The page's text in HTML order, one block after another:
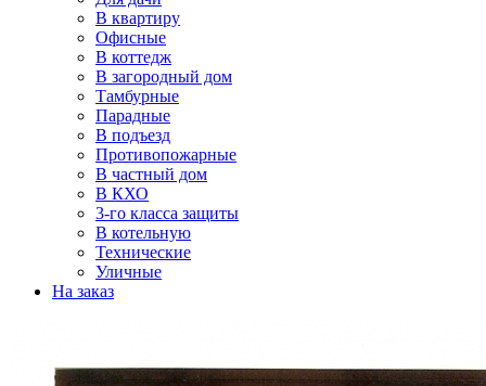
В квартиру
Офисные
В коттедж
В загородный дом
Тамбурные
Парадные
В подъезд
Противопожарные
В частный дом
В КХО
3-го класса защиты
В котельную
Технические
Уличные
На заказ